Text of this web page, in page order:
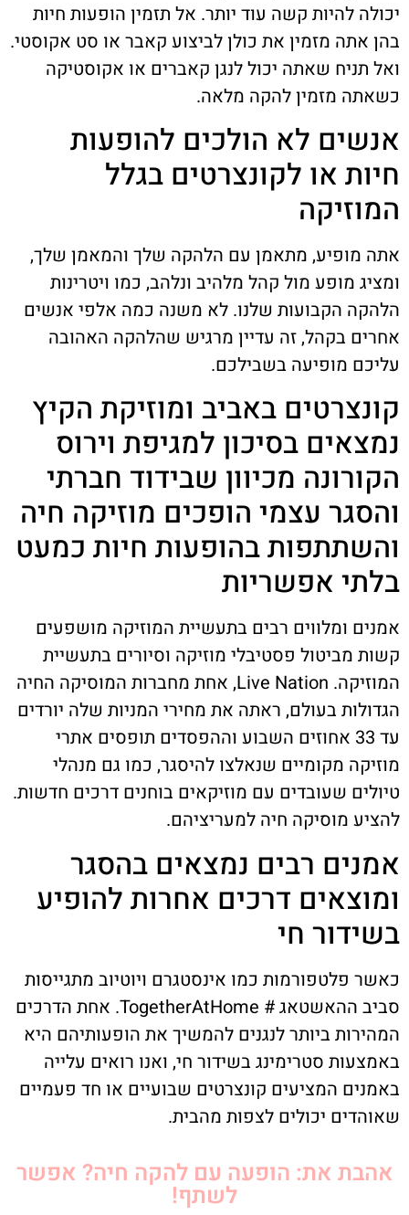
יכולה להיות קשה עוד יותר. אל תזמין הופעות חיות
בהן אתה מזמין את כולן לביצוע קאבר או סט אקוסטי.
ואל תניח שאתה יכול לנגן קאברים או אקוסטיקה
כשאתה מזמין להקה מלאה.
אנשים לא הולכים להופעות
חיות או לקונצרטים בגלל
המוזיקה
אתה מופיע, מתאמן עם הלהקה שלך והמאמן שלך,
ומציג מופע מול קהל מלהיב ונלהב, כמו ויטרינות
הלהקה הקבועות שלנו. לא משנה כמה אלפי אנשים
אחרים בקהל, זה עדיין מרגיש שהלהקה האהובה
עליכם מופיעה בשבילכם.
קונצרטים באביב ומוזיקת הקיץ
נמצאים בסיכון למגיפת וירוס
הקורונה מכיוון שבידוד חברתי
והסגר עצמי הופכים מוזיקה חיה
והשתתפות בהופעות חיות כמעט
בלתי אפשריות
אמנים ומלווים רבים בתעשיית המוזיקה מושפעים
קשות מביטול פסטיבלי מוזיקה וסיורים בתעשיית
המוזיקה. Live Nation, אחת מחברות המוסיקה החיה
הגדולות בעולם, ראתה את מחירי המניות שלה יורדים
עד 33 אחוזים השבוע וההפסדים תופסים אתרי
מוזיקה מקומיים שנאלצו להיסגר, כמו גם מנהלי
טיולים שעובדים עם מוזיקאים בוחנים דרכים חדשות.
להציע מוסיקה חיה למעריציהם.
אמנים רבים נמצאים בהסגר
ומוצאים דרכים אחרות להופיע
בשידור חי
כאשר פלטפורמות כמו אינסטגרם ויוטיוב מתגייסות
סביב ההאשטאג # TogetherAtHome. אחת הדרכים
המהירות ביותר לנגנים להמשיך את הופעותיהם היא
באמצעות סטרימינג בשידור חי, ואנו רואים עלייה
באמנים המציעים קונצרטים שבועיים או חד פעמיים
שאוהדים יכולים לצפות מהבית.
אהבת את: הופעה עם להקה חיה? אפשר
לשתף!